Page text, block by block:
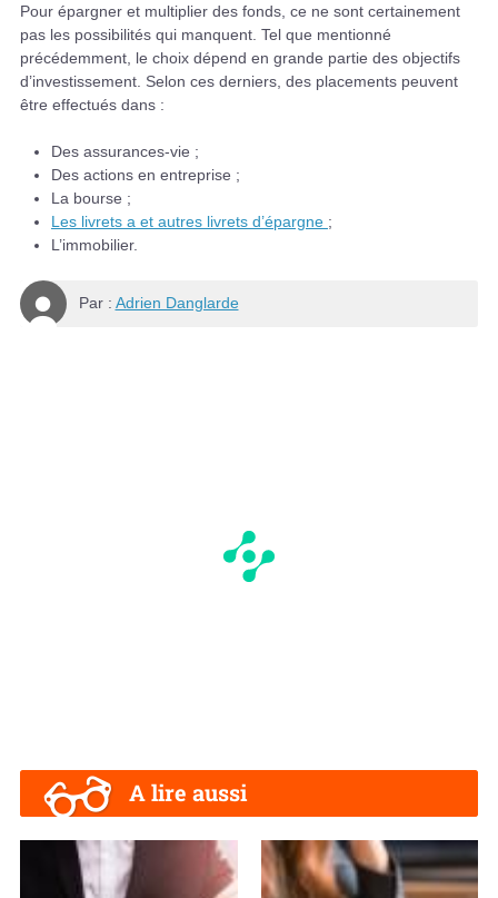
Pour épargner et multiplier des fonds, ce ne sont certainement
pas les possibilités qui manquent. Tel que mentionné
précédemment, le choix dépend en grande partie des objectifs
d’investissement. Selon ces derniers, des placements peuvent
être effectués dans :
Des assurances-vie ;
Des actions en entreprise ;
La bourse ;
Les livrets a et autres livrets d’épargne ;
L’immobilier.
Par : Adrien Danglarde
A lire aussi